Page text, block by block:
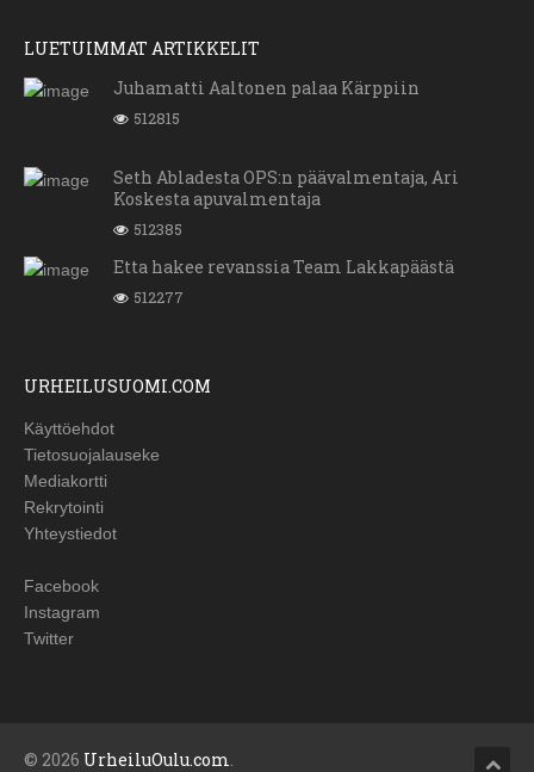
LUETUIMMAT ARTIKKELIT
Juhamatti Aaltonen palaa Kärppiin
512815
Seth Abladesta OPS:n päävalmentaja, Ari
Koskesta apuvalmentaja
512385
Etta hakee revanssia Team Lakkapäästä
512277
URHEILUSUOMI.COM
Käyttöehdot
Tietosuojalauseke
Mediakortti
Rekrytointi
Yhteystiedot
Facebook
Instagram
Twitter
© 2026 UrheiluOulu.com.